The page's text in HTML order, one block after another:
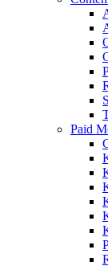
Paid